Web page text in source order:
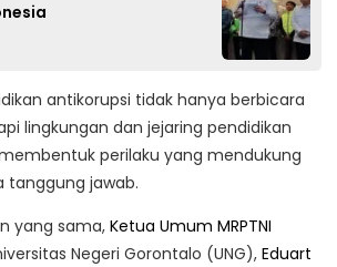
antikorupsi tidak hanya berbicara
lingkungan dan jejaring pendidikan
perilaku yang mendukung
tanggung jawab.
yang sama, Ketua Umum MRPTNI
Negeri Gorontalo (UNG), Eduart